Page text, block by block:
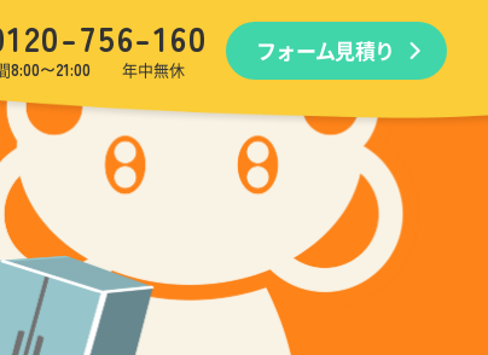
生前・遺品整理 引越しゴミ回収 ゴミ屋敷
756-160
8:00〜21:00 年中無休
フォーム見積り